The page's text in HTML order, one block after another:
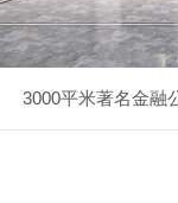
3000平米著名金融